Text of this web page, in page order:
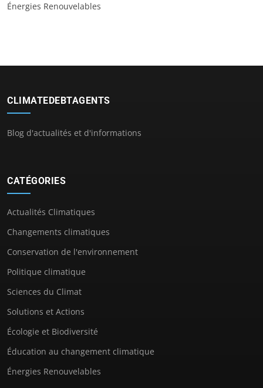
Énergies Renouvelables
CLIMATEDEBTAGENTS
Blog d'actualités et d'informations
CATÉGORIES
Actualités Climatiques
Changements climatiques
Conservation de l'environnement
Politique climatique
Sciences du Climat
Solutions et Actions
Écologie et Biodiversité
Éducation au changement climatique
Énergies Renouvelables